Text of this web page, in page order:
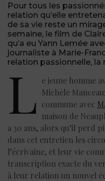
Pour tous les
relation qu’elle
de sa vie reste un
semaine, le film de
qu’a eu Yann Lemée
journaliste à Marie-
relation passionnelle, la
L e jeune homme
Michèle
commune avec
maison de
a 30 ans, alors qu’il perd
dans cet entretien les
l’écrivaine, et leur vie
transcription exacte du
à leur relation un nouvel